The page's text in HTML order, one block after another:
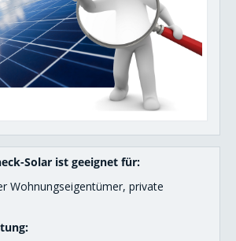
Heizung
Solar ist geeignet für:
Wohnungseigentümer, private